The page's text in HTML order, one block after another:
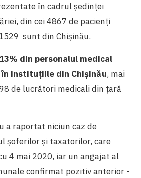
în cadrul ședinței
din cei 4867 de pacienți
sunt din Chișinău.
13% din personalul medical
instituțiile din Chișinău, mai
de lucrători medicali din țară
a raportat niciun caz de
șoferilor și taxatorilor, care
4 mai 2020, iar un angajat al
confirmat pozitiv anterior -